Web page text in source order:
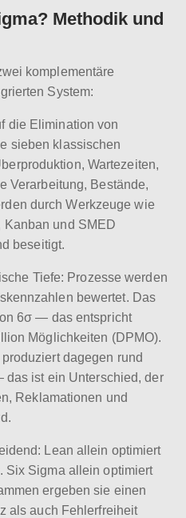
Methodik und
komplementäre
System:
die Elimination von
sieben klassischen
Wartezeiten,
Verarbeitung, Bestände,
durch Werkzeuge wie
Kanban und SMED
beseitigt.
Tiefe: Prozesse werden
bewertet. Das
6σ — das entspricht
Möglichkeiten (DPMO).
dagegen rund
das ist ein Unterschied, der
Reklamationen und
Lean allein optimiert
Six Sigma allein optimiert
ergeben sie einen
als auch Fehlerfreiheit